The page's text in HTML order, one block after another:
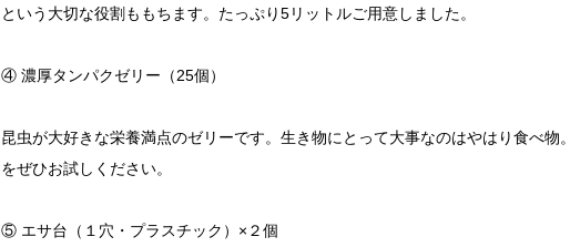
という大切な役割ももちます。たっぷり5リットルご用意しました。
④ 濃厚タンパクゼリー（25個）
昆虫が大好きな栄養満点のゼリーです。生き物にとって大事なのはやはり食べ物
をぜひお試しください。
⑤ エサ台（１穴・プラスチック）×２個